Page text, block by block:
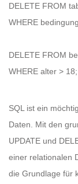
DELETE FROM
WHERE
DELETE FROM
WHERE alter > 18;
SQL ist ein
Daten. Mit den
UPDATE und
einer relationalen
die Grundlage für